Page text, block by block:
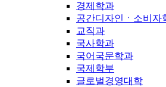
경제학과
공간디자인ㆍ소비자
교직과
국사학과
국어국문학과
국제학부
글로벌경영대학